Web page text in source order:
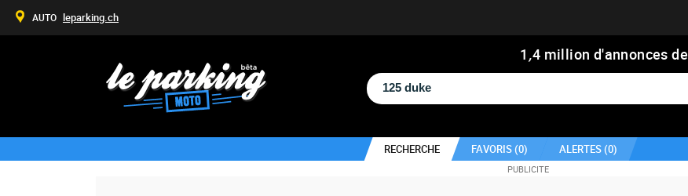
1 ,4 million d'annonces de
RECHERCHE FAVORIS (0) ALERTES (0)
AUTO leparking.ch